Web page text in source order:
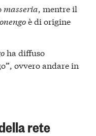
masseria, mentre il
è di origine
ha diffuso
”, ovvero andare in
rete